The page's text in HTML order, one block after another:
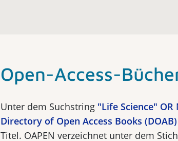
Open-Access-
Unter dem Suchstring "Life Science" OR
Directory of Open Access Books (DOAB)
Titel. OAPEN verzeichnet unter dem